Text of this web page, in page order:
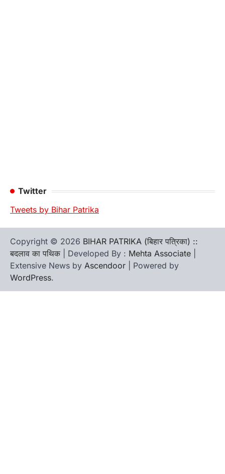
Twitter
Tweets by Bihar Patrika
Copyright © 2026 BIHAR PATRIKA (बिहार पत्रिका) ::
बदलाव का पथिक | Developed By : Mehta Associate
Extensive News by Ascendoor | Powered by
WordPress.